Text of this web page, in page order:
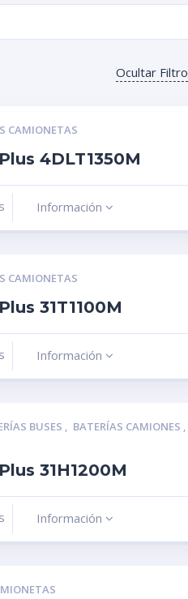
Ocultar Filtro
CAMIONETAS
4DLT1350M
Información
CAMIONETAS
31T1100M
Información
BUSES , BATERÍAS CAMIONES ,
31H1200M
Información